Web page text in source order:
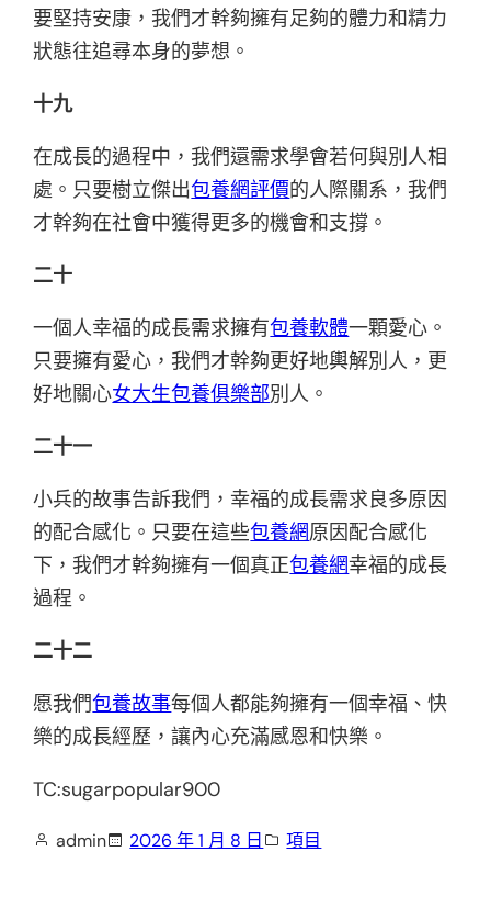
要堅持安康，我們才幹夠擁有足夠的體力和精力
狀態往追尋本身的夢想。
十九
在成長的過程中，我們還需求學會若何與別人相
處。只要樹立傑出包養網評價的人際關系，我們
才幹夠在社會中獲得更多的機會和支撐。
二十
一個人幸福的成長需求擁有包養軟體一顆愛心。
只要擁有愛心，我們才幹夠更好地輿解別人，更
好地關心女大生包養俱樂部別人。
二十一
小兵的故事告訴我們，幸福的成長需求良多原因
的配合感化。只要在這些包養網原因配合感化
下，我們才幹夠擁有一個真正包養網幸福的成長
過程。
二十二
愿我們包養故事每個人都能夠擁有一個幸福、快
樂的成長經歷，讓內心充滿感恩和快樂。
TC:sugarpopular900
admin 2026 年 1 月 8 日 項目